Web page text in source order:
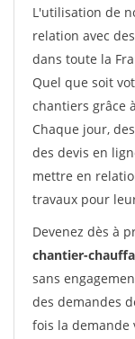
L'utilisation de
relation avec
dans toute la
Quel que soit
chantiers grâce à
Chaque jour,
des devis en
mettre en
travaux pour
Devenez dès à
chantier-
sans
des demandes
fois la demande